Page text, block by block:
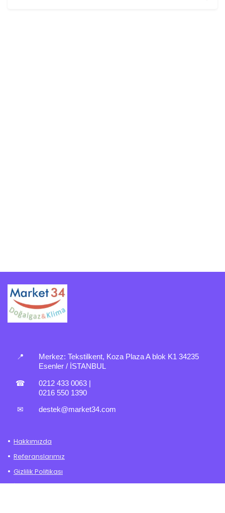
📍 Merkez: Tekstilkent, Koza Plaza A blok K1 34235
Esenler / İSTANBUL
☎ 0212 433 0063
0216 550 1390
✉ destek@market34.com
Hakkımızda
Referanslarımız
Gizlilik Politikası